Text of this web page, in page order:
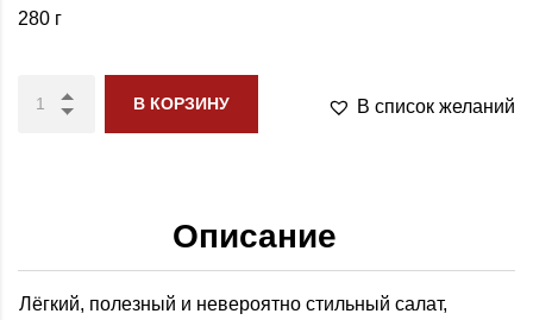
280 г
В КОРЗИНУ В список желаний
Описание
Лёгкий, полезный и невероятно стильный салат,